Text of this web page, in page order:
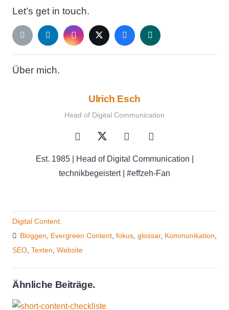
Let’s get in touch.
Über mich.
Ulrich Esch
Head of Digital Communication
Est. 1985 | Head of Digital Communication |
technikbegeistert | #effzeh-Fan
Digital Content.
Bloggen
Evergreen Content, fokus, glossar, Kommunikation
SEO Texten Website
Ähnliche Beiträge.